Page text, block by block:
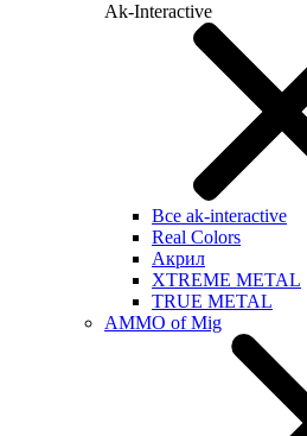
Ak-Interactive
Все ak-interactive
Real Colors
Акрил
XTREME METAL
TRUE METAL
AMMO of Mig